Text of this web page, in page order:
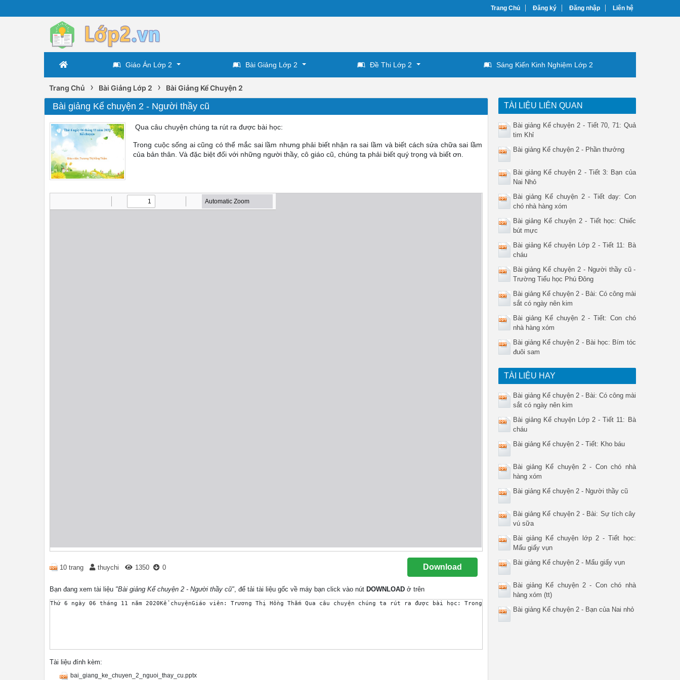
Trang Chủ Đăng ký Đăng nhập Liên hệ
Giáo Án Lớp 2 Bài Giảng Lớp 2 Đề Thi Lớp 2 Sáng Kiến Kinh Nghiệm Lớp 2
Trang Chủ › Bài Giảng Lớp 2 › Bài Giảng Kể Chuyện 2
Bài giảng Kể chuyện 2 - Người thầy cũ
Qua câu chuyện chúng ta rút ra được bài học:
Trong cuộc sống ai cũng có thể mắc sai lầm nhưng phải biết nhận ra sai lầm và biết cách sửa chữa sai lầm
của bản thân. Và đặc biệt đối với những người thầy, cô giáo cũ, chúng ta phải biết quý trọng và biết ơn.
10 trang thuychi 1350 0 Download
Bạn đang xem tài liệu "Bài giảng Kể chuyện 2 - Người thầy cũ", để tải tài liệu gốc về máy bạn click vào nút DOWNLOAD ở trên
Thứ 6 ngày 06 tháng 11 năm 2020Kể chuyệnGiáo viên: Trương Thị Hồng Thắm Qua câu chuyện chúng ta rút ra được bài học: Trong cuộc sống ai cũng có thể mắc sai lầm
Tài liệu đính kèm:
bai_giang_ke_chuyen_2_nguoi_thay_cu.pptx
TÀI LIỆU LIÊN QUAN
Bài giảng Kể chuyện 2 - Tiết 70, 71: Quả
tim Khỉ
Bài giảng Kể chuyện 2 - Phần thưởng
Bài giảng Kể chuyện 2 - Tiết 3: Bạn của
Nai Nhỏ
Bài giảng Kể chuyện 2 - Tiết dạy: Con
chó nhà hàng xóm
Bài giảng Kể chuyện 2 - Tiết học: Chiếc
bút mực
Bài giảng Kể chuyện Lớp 2 - Tiết 11: Bà
cháu
Bài giảng Kể chuyện 2 - Người thầy cũ -
Trường Tiểu học Phú Đông
Bài giảng Kể chuyện 2 - Bài: Có công mài
sắt có ngày nên kim
Bài giảng Kể chuyện 2 - Tiết: Con chó
nhà hàng xóm
Bài giảng Kể chuyện 2 - Bài học: Bím tóc
đuôi sam
TÀI LIỆU HAY
Bài giảng Kể chuyện 2 - Bài: Có công mài
sắt có ngày nên kim
Bài giảng Kể chuyện Lớp 2 - Tiết 11: Bà
cháu
Bài giảng Kể chuyện 2 - Tiết: Kho báu
Bài giảng Kể chuyện 2 - Con chó nhà
hàng xóm
Bài giảng Kể chuyện 2 - Người thầy cũ
Bài giảng Kể chuyện 2 - Bài: Sự tích cây
vú sữa
Bài giảng Kể chuyện lớp 2 - Tiết học:
Mẩu giấy vụn
Bài giảng Kể chuyện 2 - Mẩu giấy vụn
Bài giảng Kể chuyện 2 - Con chó nhà
hàng xóm (tt)
Bài giảng Kể chuyện 2 - Bạn của Nai nhỏ